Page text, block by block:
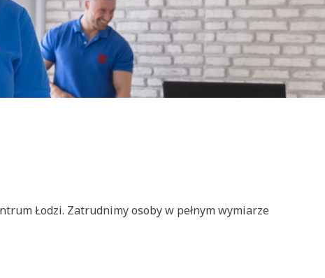
Łodzi. Zatrudnimy osoby w pełnym wymiarze